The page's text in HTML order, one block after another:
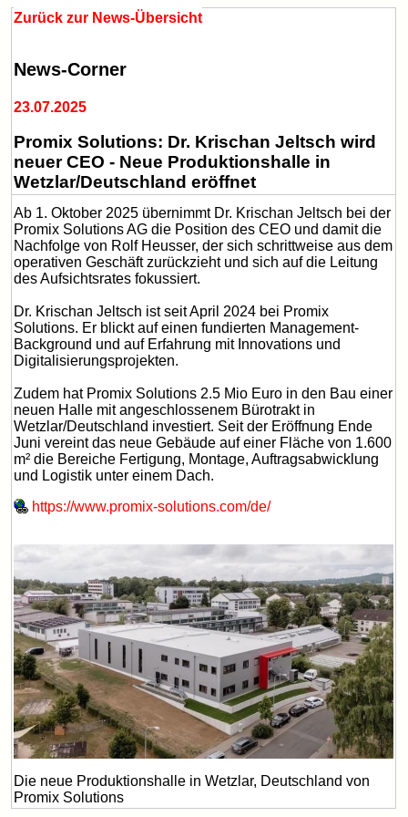
Zurück zur News-Übersicht
News-Corner
23.07.2025
Promix Solutions: Dr. Krischan Jeltsch wird
neuer CEO - Neue Produktionshalle in
Wetzlar/Deutschland eröffnet
Ab 1. Oktober 2025 übernimmt Dr. Krischan Jeltsch bei der
Promix Solutions AG die Position des CEO und damit die
Nachfolge von Rolf Heusser, der sich schrittweise aus dem
operativen Geschäft zurückzieht und sich auf die Leitung
des Aufsichtsrates fokussiert.
Dr. Krischan Jeltsch ist seit April 2024 bei Promix
Solutions. Er blickt auf einen fundierten Management-
Background und auf Erfahrung mit Innovations und
Digitalisierungsprojekten.
Zudem hat Promix Solutions 2.5 Mio Euro in den Bau einer
neuen Halle mit angeschlossenem Bürotrakt in
Wetzlar/Deutschland investiert. Seit der Eröffnung Ende
Juni vereint das neue Gebäude auf einer Fläche von 1.600
m² die Bereiche Fertigung, Montage, Auftragsabwicklung
und Logistik unter einem Dach.
https://www.promix-solutions.com/de/
Die neue Produktionshalle in Wetzlar, Deutschland von
Promix Solutions